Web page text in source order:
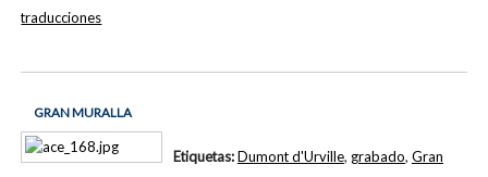
traducciones
GRAN MURALLA
Etiquetas:Dumont d'Urville, grabado, Gran